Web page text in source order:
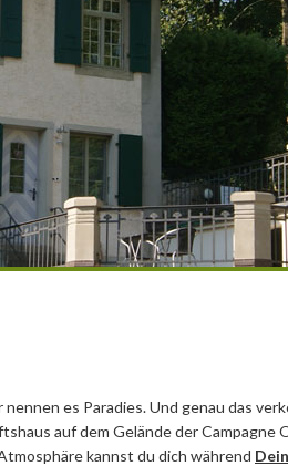
es Paradies. Und genau das
auf dem Gelände der Campagne
kannst du dich während